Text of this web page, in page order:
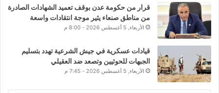
قرار من حكومة عدن بوقف تعميد الشهادات الصادرة
من مناطق صنعاء يثير موجة انتقادات واسعة
الأربعاء, 5 أغسطس 2026 - 8:00 م
قيادات عسكرية في جيش الشرعية تهدد بتسليم
الجبهات للحوثيين وتصعد ضد العقيلي
الأربعاء, 5 أغسطس 2026 - 7:45 م